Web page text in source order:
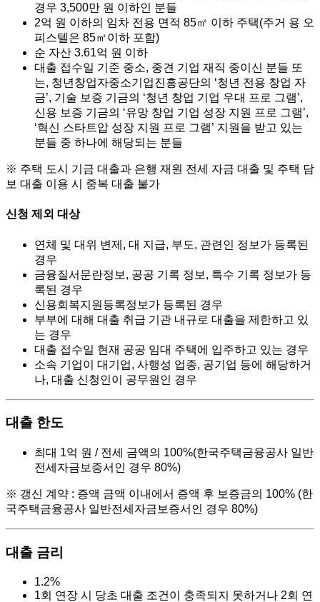
경우 3,500만 원 이하인 분들
2억 원 이하의 임차 전용 면적 85㎡ 이하 주택(주거 용 오
피스텔은 85㎡이하 포함)
순 자산 3.61억 원 이하
대출 접수일 기준 중소, 중견 기업 재직 중이신 분들 또
는, 청년창업자중소기업진흥공단의 ‘청년 전용 창업 자
금’, 기술 보증 기금의 ‘청년 창업 기업 우대 프로 그램’,
신용 보증 기금의 ‘유망 창업 기업 성장 지원 프로 그램’,
‘혁신 스타트압 성장 지원 프로 그램’ 지원을 받고 있는
분들 중 하나에 해당되는 분들
※ 주택 도시 기금 대출과 은행 재원 전세 자금 대출 및 주택 담
보 대출 이용 시 중복 대출 불가
신청 제외 대상
연체 및 대위 변제, 대 지급, 부도, 관련인 정보가 등록된
경우
금융질서문란정보, 공공 기록 정보, 특수 기록 정보가 등
록된 경우
신용회복지원등록정보가 등록된 경우
부부에 대해 대출 취급 기관 내규로 대출을 제한하고 있
는 경우
대출 접수일 현재 공공 임대 주택에 입주하고 있는 경우
소속 기업이 대기업, 사행성 업종, 공기업 등에 해당하거
나, 대출 신청인이 공무원인 경우
대출 한도
최대 1억 원 / 전세 금액의 100%(한국주택금융공사 일반
전세자금보증서인 경우 80%)
※ 갱신 계약 : 증액 금액 이내에서 증액 후 보증금의 100% (한
국주택금융공사 일반전세자금보증서인 경우 80%)
대출 금리
1.2%
1회 연장 시 당초 대출 조건이 충족되지 못하거나 2회 연